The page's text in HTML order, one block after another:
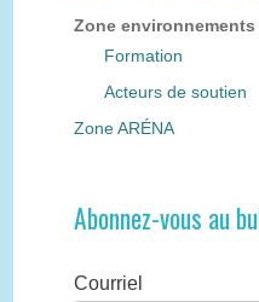
Zone
Formation
Acteurs de soutien
Zone ARÉNA
Abonnez-vous au
Courriel